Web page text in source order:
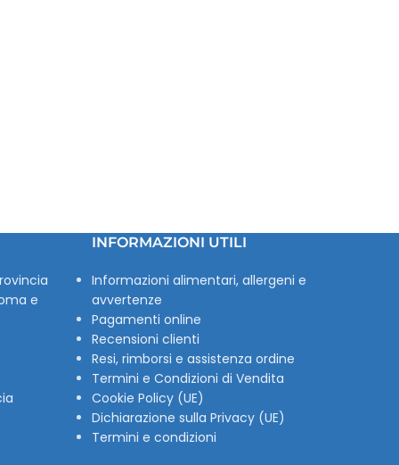
e
INFORMAZIONI UTILI
Informazioni alimentari, allergeni e
avvertenze
Pagamenti online
Recensioni clienti
Resi, rimborsi e assistenza ordine
Termini e Condizioni di Vendita
Cookie Policy (UE)
Dichiarazione sulla Privacy (UE)
Termini e condizioni